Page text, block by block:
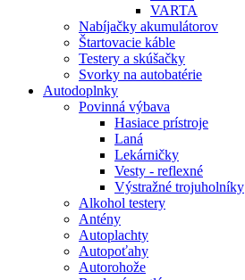
VARTA
Nabíjačky akumulátorov
Štartovacie káble
Testery a skúšačky
Svorky na autobatérie
Autodoplnky
Povinná výbava
Hasiace prístroje
Laná
Lekárničky
Vesty - reflexné
Výstražné trojuholníky
Alkohol testery
Antény
Autoplachty
Autopoťahy
Autorohože